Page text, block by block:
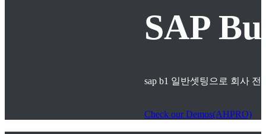
SAP
sap b1 일반셋팅으로 회사
Check our Demos(AHPRO)